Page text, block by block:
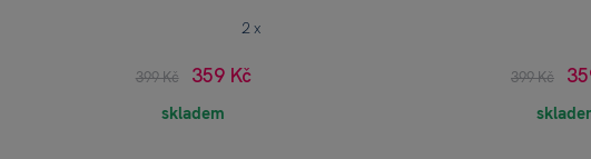
2 x
399 Kč 359 Kč
skladem
399 Kč